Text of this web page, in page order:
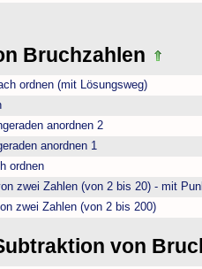
Bruchzahlen
ordnen (mit Lösungsweg)
anordnen 2
anordnen 1
ordnen
zwei Zahlen (von 2 bis 20) - mit
zwei Zahlen (von 2 bis 200)
von